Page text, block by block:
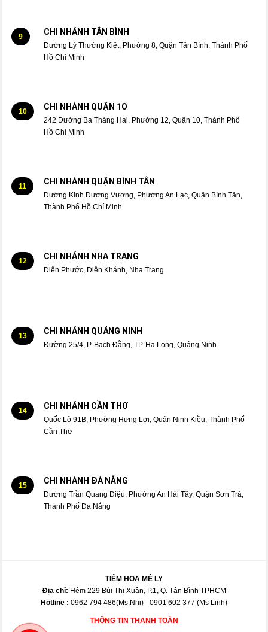
9 CHI NHÁNH TÂN BÌNH
Đường Lý Thường Kiệt, Phường 8, Quận Tân Bình, Thành Phố
Hồ Chí Minh
10 CHI NHÁNH QUẬN 1O
242 Đường Ba Tháng Hai, Phường 12, Quận 10, Thành Phố
Hồ Chí Minh
11 CHI NHÁNH QUẬN BÌNH TÂN
Đường Kinh Dương Vương, Phường An Lạc, Quận Bình Tân,
Thành Phố Hồ Chí Minh
12 CHI NHÁNH NHA TRANG
Diên Phước, Diên Khánh, Nha Trang
13 CHI NHÁNH QUẢNG NINH
Đường 25/4, P. Bạch Đằng, TP. Hạ Long, Quảng Ninh
14 CHI NHÁNH CẦN THƠ
Quốc Lộ 91B, Phường Hưng Lợi, Quận Ninh Kiều, Thành Phố
Cần Thơ
15 CHI NHÁNH ĐÀ NẴNG
Đường Trần Quang Diệu, Phường An Hải Tây, Quận Sơn Trà,
Thành Phố Đà Nẵng
TIỆM HOA MÊ LY
Địa chỉ: Hẻm 229 Bùi Thị Xuân, P.1, Q. Tân Bình TPHCM
Hotline : 0962 794 486(Ms.Nhi) - 0901 602 377 (Ms Linh)
THÔNG TIN THANH TOÁN